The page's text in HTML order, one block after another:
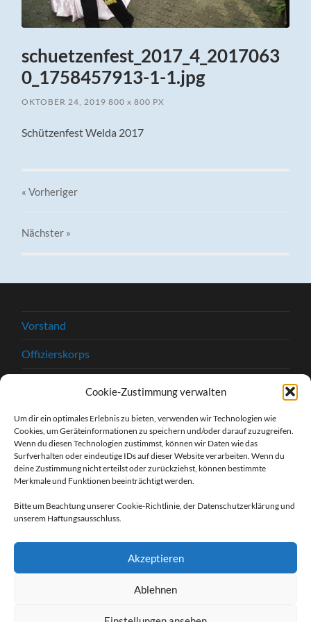
Cookie-Zustimmung verwalten
Um dir ein optimales Erlebnis zu bieten, verwenden wir Technologien wie
Cookies, um Geräteinformationen zu speichern und/oder darauf zuzugreifen.
Wenn du diesen Technologien zustimmst, können wir Daten wie das
Surfverhalten oder eindeutige IDs auf dieser Website verarbeiten. Wenn du
deine Zustimmung nicht erteilst oder zurückziehst, können bestimmte
Merkmale und Funktionen beeinträchtigt werden.
Bitte um Beachtung unserer Cookie-Richtlinie, der Datenschutzerklärung und
unserem Haftungsausschluss.
Akzeptieren
Ablehnen
schuetzenfest_2017_4_2017063
0_1758457913-1-1.jpg
OKTOBER 24, 2019 800x 800 PX
Schützenfest Welda 2017
« Vorheriger
Nächster »
Vorstand
Offizierskorps
Beitrittserklärung
Kontakt
Unsere Sponsoren